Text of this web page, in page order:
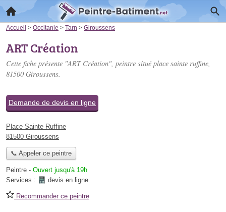
Accueil > Occitanie > Tarn > Giroussens
ART Création
Cette fiche présente "ART Création", peintre situé place sainte ruffine,
81500 Giroussens.
Demande de devis en ligne
Place Sainte Ruffine
81500 Giroussens
📞 Appeler ce peintre
Peintre - Ouvert jusqu'à 19h
Services :
devis en ligne
Recommander ce peintre